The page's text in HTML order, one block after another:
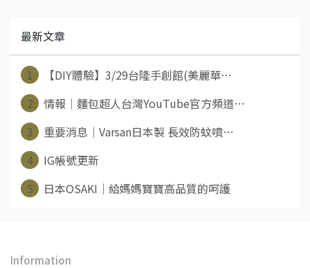
最新文章
1
【DIY體驗】3/29台隆手創館(美麗華⋯
2
情報│麵包超人台灣YouTube官方頻道⋯
3
重要消息│Varsan日本製 長效防蚊噴⋯
4
IG帳號更新
5
日本OSAKI│給媽媽寶寶高品質的呵護
Information